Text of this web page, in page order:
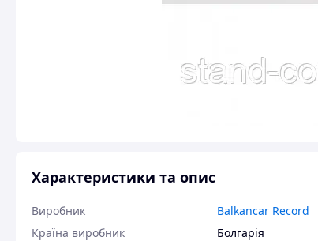
Характеристики та опис
Виробник
Balkancar Record
Країна виробник
Болгарія